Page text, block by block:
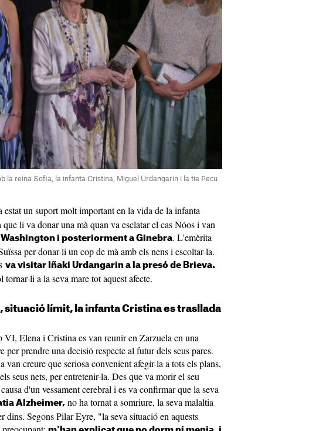
la reina Sofia, la infanta Cristina, Miguel Urdangarin i la tia Pecu
estat un suport molt important en la vida de la infanta
li va donar una mà quan va esclatar el cas Nóos i van
Washington i posteriorment a Ginebra. L'emèrita
per donar-li un cop de mà amb els nens i escoltar-la.
va visitar Iñaki Urdangarin a la presó de Brieva.
li a la seva mare tot aquest afecte.
situació límit, la infanta Cristina es trasllada
VI, Elena i Cristina es van reunir en Zarzuela en una
per prendre una decisió respecte al futur dels seus pares.
van creure que seriosa convenient afegir-la a tots els plans,
seus nets, per entretenir-la. Des que va morir el seu
d'un vessament cerebral i es va confirmar que la seva
Alzheimer, no ha tornat a somriure, la seva malaltia
dins. Segons Pilar Eyre, "la seva situació en aquests